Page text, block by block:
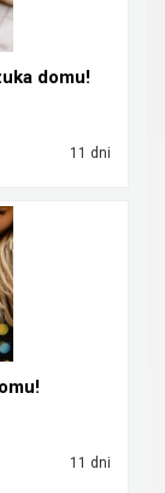
domu!
11 dni
11 dni